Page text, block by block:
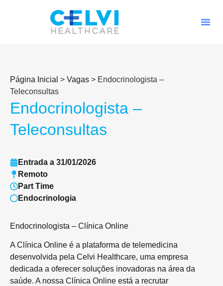
Página Inicial > Vagas > Endocrinologista –
Teleconsultas
Endocrinologista –
Teleconsultas
Entrada a 31/01/2026
Remoto
Part Time
Endocrinologia
Endocrinologista – Clínica Online
A Clínica Online é a plataforma de telemedicina
desenvolvida pela Celvi Healthcare, uma empresa
dedicada a oferecer soluções inovadoras na área da
saúde. A nossa Clínica Online está a recrutar